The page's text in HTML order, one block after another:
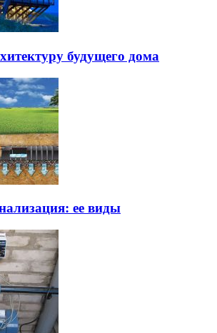
будущего дома
ее виды